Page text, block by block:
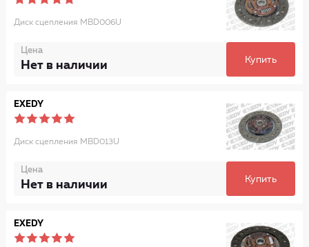
Диск сцепления MBD006U
Цена
Нет в наличии Купить
EXEDY
Диск сцепления MBD013U
Цена
Нет в наличии Купить
EXEDY